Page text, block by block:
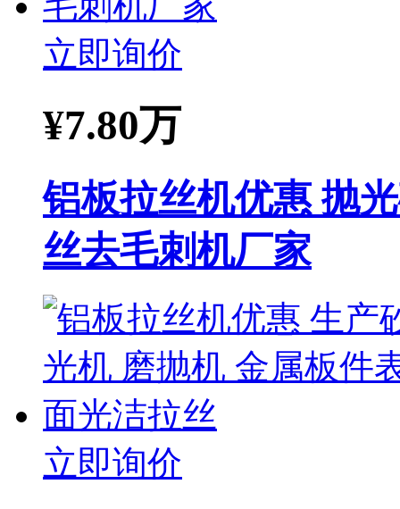
立即询价
¥7.80万
铝板拉丝机优惠 抛
丝去毛刺机厂家
立即询价